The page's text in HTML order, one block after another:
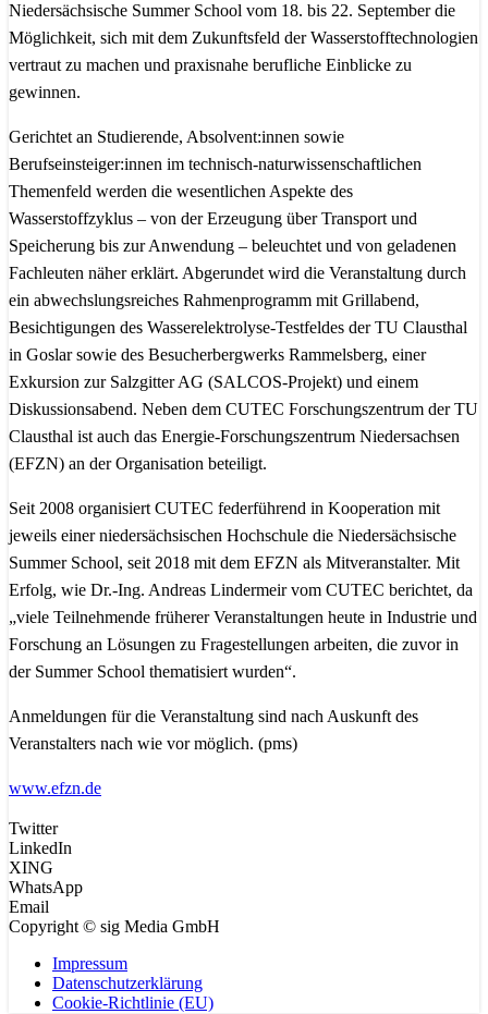
Niedersächsische Summer School vom 18. bis 22. September die
Möglichkeit, sich mit dem Zukunftsfeld der Wasserstofftechnologien
vertraut zu machen und praxisnahe berufliche Einblicke zu
gewinnen.
Gerichtet an Studierende, Absolvent:innen sowie
Berufseinsteiger:innen im technisch-naturwissenschaftlichen
Themenfeld werden die wesentlichen Aspekte des
Wasserstoffzyklus – von der Erzeugung über Transport und
Speicherung bis zur Anwendung – beleuchtet und von geladenen
Fachleuten näher erklärt. Abgerundet wird die Veranstaltung durch
ein abwechslungsreiches Rahmenprogramm mit Grillabend,
Besichtigungen des Wasserelektrolyse-Testfeldes der TU Clausthal
in Goslar sowie des Besucherbergwerks Rammelsberg, einer
Exkursion zur Salzgitter AG (SALCOS-Projekt) und einem
Diskussionsabend. Neben dem CUTEC Forschungszentrum der TU
Clausthal ist auch das Energie-Forschungszentrum Niedersachsen
(EFZN) an der Organisation beteiligt.
Seit 2008 organisiert CUTEC federführend in Kooperation mit
jeweils einer niedersächsischen Hochschule die Niedersächsische
Summer School, seit 2018 mit dem EFZN als Mitveranstalter. Mit
Erfolg, wie Dr.-Ing. Andreas Lindermeir vom CUTEC berichtet, da
„viele Teilnehmende früherer Veranstaltungen heute in Industrie und
Forschung an Lösungen zu Fragestellungen arbeiten, die zuvor in
der Summer School thematisiert wurden“.
Anmeldungen für die Veranstaltung sind nach Auskunft des
Veranstalters nach wie vor möglich. (pms)
www.efzn.de
Twitter
LinkedIn
XING
WhatsApp
Email
Copyright © sig Media GmbH
Impressum
Datenschutzerklärung
Cookie-Richtlinie (EU)